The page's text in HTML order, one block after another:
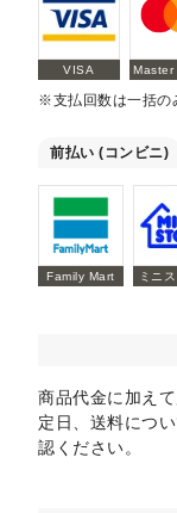
VISA Master
※支払回数は一括の
前払い (コンビニ)
Family Mart ミニ
商品代金に加え
定日、送料につ
認ください。